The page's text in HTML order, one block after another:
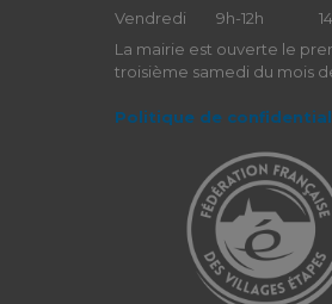
Vendredi
9h-12h
La mairie est ouverte le
troisième samedi du mois
Politique de